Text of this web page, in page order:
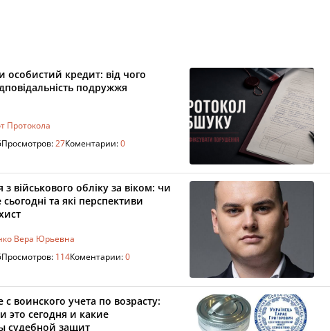
особистий кредит: від чого
подружжя
Протокола
Просмотров:27Коментарии:0
військового обліку за віком: чи
та які перспективи
Вера Юрьевна
Просмотров: 114Коментарии:0
воинского учета по возрасту:
это сегодня и какие
судебной защит